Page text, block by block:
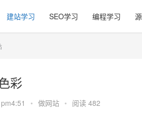
建站学习 SEO学习 编程学习
彩
• 做网站 • 阅读 482